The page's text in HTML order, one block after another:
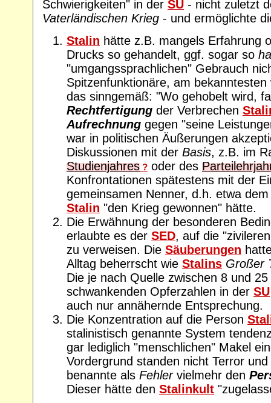
Schwierigkeiten" in der SU - nicht zuletzt
Vaterländischen Krieg - und ermöglichte
Stalin hätte z.B. mangels Erfahrung
Drucks so gehandelt, ggf. sogar so
"umgangssprachlichen" Gebrauch
Spitzenfunktionäre, am
das sinngemäß: "Wo gehobelt wird,
Rechtfertigung der Verbrechen
Aufrechnung gegen "seine
war in politischen Äußerungen
Diskussionen mit der Basis, z.B. im
Studienjahres ? oder des
Konfrontationen spätestens mit der
gemeinsamen Nenner, d.h. etwa
Stalin "den Krieg gewonnen" hätte.
Die Erwähnung der besonderen
erlaubte es der SED, auf die
zu verweisen. Die Säuberungen
Alltag beherrscht wie Stalins Großer
Die je nach Quelle zwischen 8 und
schwankenden Opferzahlen in der SU
auch nur annähernde Entsprechung.
Die Konzentration auf die Person
stalinistisch genannte System
gar lediglich "menschlichen" Makel
Vordergrund standen nicht Terror und
benannte als Fehlervielmehr den
Dieser hätte den Stalinkult